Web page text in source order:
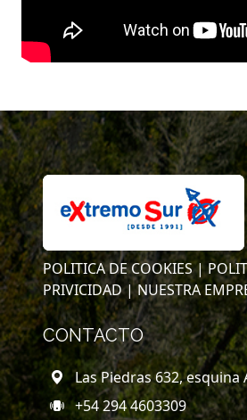
POLITICA DE COOKIES |
PRIVICIDAD |NUESTRA
CONTACTO
Las Piedras 632, esquina
+54 294 4603309